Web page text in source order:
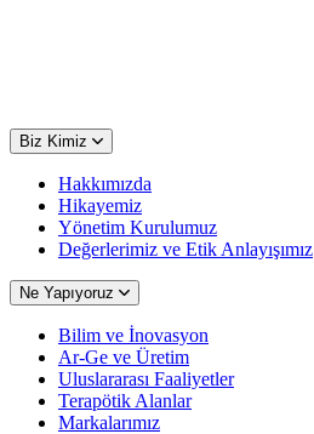
Biz Kimiz
Hakkımızda
Hikayemiz
Yönetim Kurulumuz
Değerlerimiz ve Etik Anlayışımız
Ne Yapıyoruz
Bilim ve İnovasyon
Ar-Ge ve Üretim
Uluslararası Faaliyetler
Terapötik Alanlar
Markalarımız